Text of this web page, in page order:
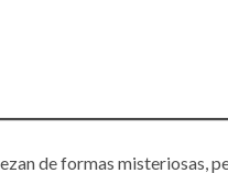
de formas misteriosas,